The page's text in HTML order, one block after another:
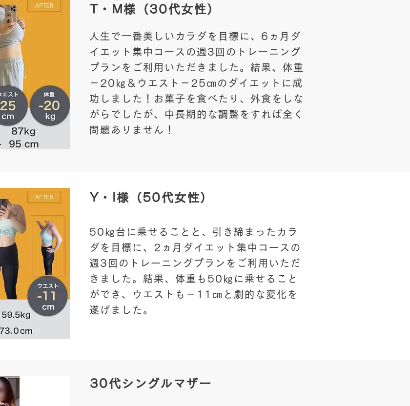
​T・M様（30代女性）
人生で一番美しいカラダを目標に、6ヵ月ダ
イエット集中コースの週3回のトレーニング
プランをご利用いただきました。結果、体重
－20㎏＆ウエスト－25㎝のダイエットに成
功しました！お菓子を食べたり、外食をしな
がらでしたが、中長期的な調整をすれば全く
問題ありません！
​Y・I様（50代女性）
50㎏台に乗せることと、引き締まったカラ
ダを目標に、2ヵ月ダイエット集中コースの
週3回のトレーニングプランをご利用いただ
きました。結果、体重も50㎏に乗せること
ができ、ウエストも－11㎝と劇的な変化を
遂げました。
30代シングルマザー